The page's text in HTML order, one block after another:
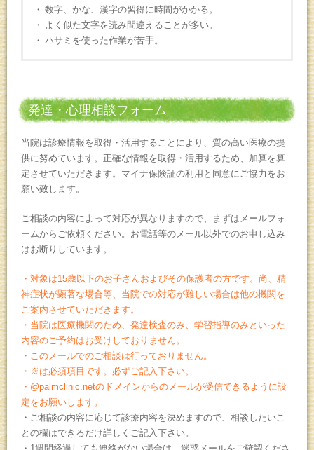
数字、かな、漢字の習得に時間がかかる。
よく似た文字を読み間違えることが多い。
ハサミを使った作業が苦手。
発達・心理相談フォーム
当院は診療情報を取得・活用することにより、質の高い医療の提
供に努めています。正確な情報を取得・活用するため、加算を算
定させていただきます。マイナ保険証の利用と同意にご協力をお
願い致します。
ご相談の内容によって対応が異なりますので、まずはメールフォ
ームからご依頼ください。お電話等のメール以外でのお申し込み
はお断りしています。
・対象は15歳以下のお子さんおよびその保護者の方です。尚、精
神症状が顕著な場合等、当院での対応が難しい場合は他の機関を
ご案内させていただきます。
・当院は医療機関のため、発達検査のみ、学習指導のみといった
内容のご予約はお受けしておりません。
・このメールでのご相談は行っておりません。
・ ※ は必須項目です。必ずご記入下さい。
・@palmclinic.netのドメインからのメールが受信できるように設
定をお願いします。
・ご相談の内容に応じて診療内容を決めますので、相談したいこ
との欄はできるだけ詳しくご記入下さい。